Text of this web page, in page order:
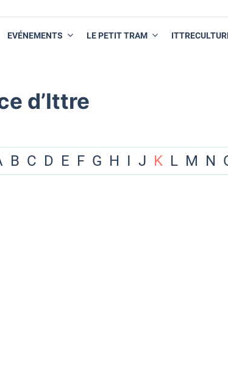
EVÉNEMENTS LE PETIT TRAM
d’Ittre
B C D E F G H I J K L M N